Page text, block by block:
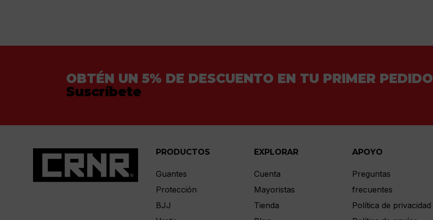
OBTÉN UN 5% DE DESCUENTO EN TU PRIMER PEDIDO
Suscríbete
PRODUCTOS
Guantes
Protección
BJJ
EXPLORAR
Cuenta
Mayoristas
Tienda
APOYO
Preguntas
frecuentes
Política de privacidad